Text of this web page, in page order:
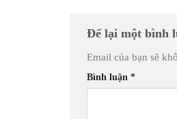
Để lại một bình
Email của bạn sẽ
Bình luận *